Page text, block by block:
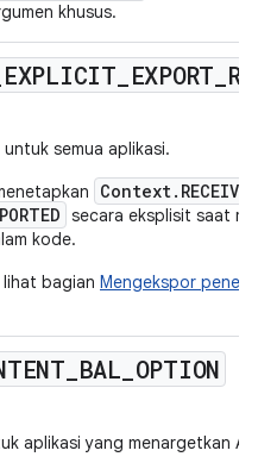
khusus.
EXPLICIT EXPORT
semua aplikasi.
secara eksplisit saat
kode.
bagian Mengekspor
BAL OPTION
aplikasi yang menargetkan